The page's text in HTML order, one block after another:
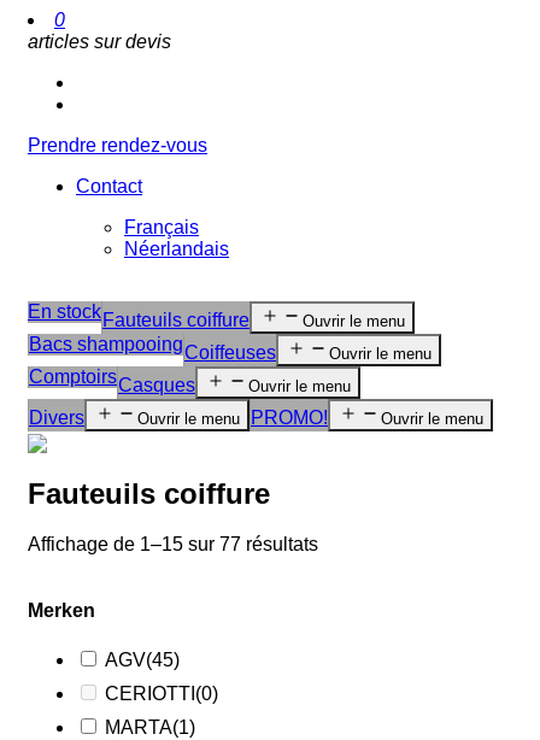
0
articles sur devis
Prendre rendez-vous
Contact
Français
Néerlandais
En stockFauteuils coiffure Ouvrir le menu
Bacs shampooingCoiffeuses Ouvrir le menu
ComptoirsCasques Ouvrir le menu
Divers Ouvrir le menu PROMO! Ouvrir le menu
Fauteuils coiffure
Affichage de 1–15 sur 77 résultats
Merken
AGV(45)
CERIOTTI (0)
MARTA(1)